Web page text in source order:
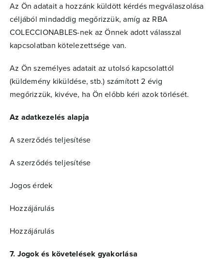
Az Ön adatait a hozzánk küldött kérdés megválaszolása
céljából mindaddig megőrizzük, amíg az RBA
COLECCIONABLES-nek az Önnek adott válasszal
kapcsolatban kötelezettsége van.
Az Ön személyes adatait az utolsó kapcsolattól
(küldemény kiküldése, stb.) számított 2 évig
megőrizzük, kivéve, ha Ön előbb kéri azok törlését.
Az adatkezelés alapja
A szerződés teljesítése
A szerződés teljesítése
Jogos érdek
Hozzájárulás
Hozzájárulás
7. Jogok és követelések gyakorlása